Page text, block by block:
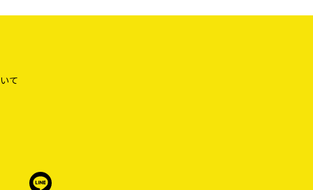
て